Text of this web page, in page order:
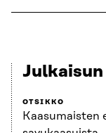
OTSIKKO
Kaasumaisten